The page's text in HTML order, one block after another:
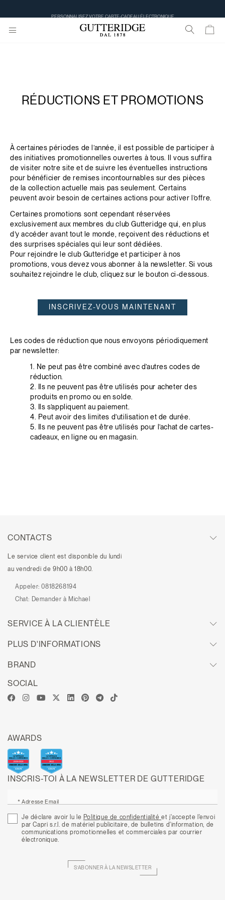
RÉDUCTIONS ET PROMOTIONS
À certaines périodes de l’année, il est possible de participer à
des initiatives promotionnelles ouvertes à tous. Il vous suffira
de visiter notre site et de suivre les éventuelles instructions
pour bénéficier de remises incontournables sur des pièces
de la collection actuelle mais pas seulement. Certains
peuvent avoir besoin de certaines actions pour activer l’offre.
Certaines promotions sont cependant réservées
exclusivement aux membres du club Gutteridge qui, en plus
d’y accéder avant tout le monde, reçoivent des réductions et
des surprises spéciales qui leur sont dédiées.
Pour rejoindre le club Gutteridge et participer à nos
promotions, vous devez vous abonner à la newsletter. Si vous
souhaitez rejoindre le club, cliquez sur le bouton ci-dessous.
INSCRIVEZ-VOUS MAINTENANT
Les codes de réduction que nous envoyons périodiquement
par newsletter:
1. Ne peut pas être combiné avec d’autres codes de
réduction.
2. Ils ne peuvent pas être utilisés pour acheter des
produits en promo ou en solde.
3. Ils s’appliquent au paiement.
4. Peut avoir des limites d’utilisation et de durée.
5. Ils ne peuvent pas être utilisés pour l’achat de cartes-
cadeaux, en ligne ou en magasin.
CONTACTS
Le service client est disponible du lundi
au vendredi de 9h00 à 18h00.
Appeler: 0818268194
Chat: Demander à Michael
SERVICE À LA CLIENTÈLE
PLUS D'INFORMATIONS
BRAND
INSCRIS-TOI À LA NEWSLETTER DE GUTTERIDGE
* Adresse Email
Je déclare avoir lu le Politique de confidentialitéet j'accepte l'envoi
par Capri s.r.l. de matériel publicitaire, de bulletins d'information, de
communications promotionnelles et commerciales par courrier
électronique.
S’ABONNER À LA NEWSLETTER
SOCIAL
AWARDS